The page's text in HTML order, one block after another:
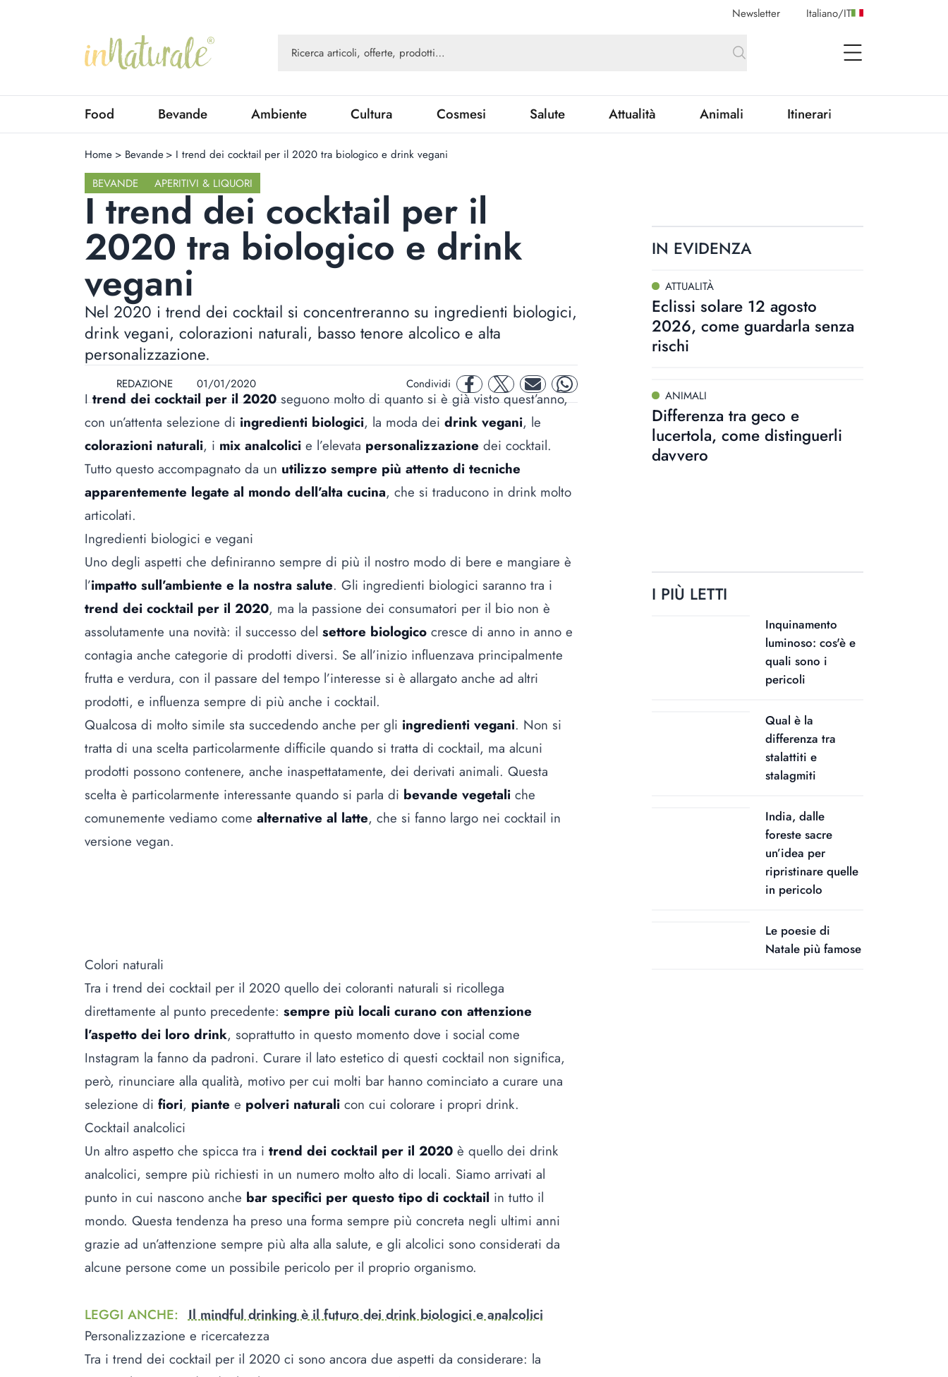
Newsletter Italiano/IT
open Menu
Food Bevande Ambiente Cultura Cosmesi Salute Attualità Animali Itinerari
Home > Bevande > I trend dei cocktail per il 2020 tra biologico e drink vegani
BEVANDE
APERITIVI & LIQUORI
I trend dei cocktail per il
2020 tra biologico e drink
vegani
Nel 2020 i trend dei cocktail si concentreranno su ingredienti biologici,
drink vegani, colorazioni naturali, basso tenore alcolico e alta
personalizzazione.
REDAZIONE 01/01/2020 Condividi facebooktwitter mail whatsapp
Itrend dei cocktail per il 2020seguono molto di quanto si è già visto quest’anno,
con un’attenta selezione di ingredienti biologici, la moda dei drink vegani, le
colorazioni naturali, i mix analcolici e l’elevata personalizzazione dei cocktail.
Tutto questo accompagnato da un utilizzo sempre più attento di tecniche
apparentemente legate al mondo dell’alta cucina, che si traducono in drink molto
articolati.
Ingredienti biologici e vegani
Uno degli aspetti che definiranno sempre di più il nostro modo di bere e mangiare è
l’impatto sull’ambiente e la nostra salute. Gli ingredienti biologici saranno tra i
trend dei cocktail per il 2020, ma la passione dei consumatori per il bio non è
assolutamente una novità: il successo del settore biologico cresce di anno in anno e
contagia anche categorie di prodotti diversi. Se all’inizio influenzava principalmente
frutta e verdura, con il passare del tempo l’interesse si è allargato anche ad altri
prodotti, e influenza sempre di più anche i cocktail.
Qualcosa di molto simile sta succedendo anche per gli ingredienti vegani. Non si
tratta di una scelta particolarmente difficile quando si tratta di cocktail, ma alcuni
prodotti possono contenere, anche inaspettatamente, dei derivati animali. Questa
scelta è particolarmente interessante quando si parla di bevande vegetali che
comunemente vediamo come alternative al latte, che si fanno largo nei cocktail in
versione vegan.
Colori naturali
Tra i trend dei cocktail per il 2020 quello dei coloranti naturali si ricollega
direttamente al punto precedente: sempre più locali curano con attenzione
l’aspetto dei loro drink, soprattutto in questo momento dove i social come
Instagram la fanno da padroni. Curare il lato estetico di questi cocktail non significa,
però, rinunciare alla qualità, motivo per cui molti bar hanno cominciato a curare una
selezione di fiori, piante e polveri naturali con cui colorare i propri drink.
Cocktail analcolici
Un altro aspetto che spicca tra i trend dei cocktail per il 2020 è quello dei drink
analcolici, sempre più richiesti in un numero molto alto di locali. Siamo arrivati al
punto in cui nascono anche bar specifici per questo tipo di cocktail in tutto il
mondo. Questa tendenza ha preso una forma sempre più concreta negli ultimi anni
grazie ad un’attenzione sempre più alta alla salute, e gli alcolici sono considerati da
alcune persone come un possibile pericolo per il proprio organismo.
LEGGI ANCHE: Il mindful drinking è il futuro dei drink biologici e analcolici
Personalizzazione e ricercatezza
Tra i trend dei cocktail per il 2020 ci sono ancora due aspetti da considerare: la
IN EVIDENZA
ATTUALITÀ
Eclissi solare 12 agosto
2026, come guardarla senza
rischi
ANIMALI
Differenza tra geco e
lucertola, come distinguerli
davvero
I PIÙ LETTI
Inquinamento
luminoso: cos'è e
quali sono i
pericoli
Qual è la
differenza tra
stalattiti e
stalagmiti
India, dalle
foreste sacre
un’idea per
ripristinare quelle
in pericolo
Le poesie di
Natale più famose